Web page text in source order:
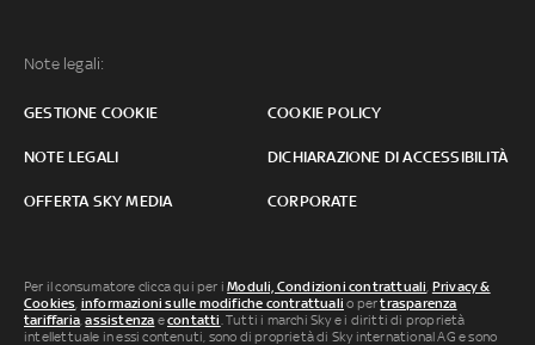
Note legali:
GESTIONE COOKIE COOKIE POLICY
NOTE LEGALI DICHIARAZIONE DI ACCESSIBILITÀ
OFFERTA SKY MEDIA CORPORATE
Per il consumatore clicca qui per iModuli, Condizioni contrattuali, Privacy &
Cookies, informazioni sulle modifiche contrattuali o pertrasparenza
tariffaria,assistenza econtatti. Tutti i marchi Sky e i diritti di proprietà
intellettuale in essi contenuti, sono di proprietà di Sky international AG e sono